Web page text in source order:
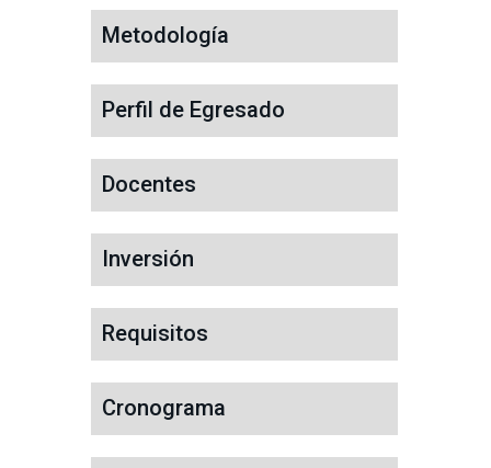
Metodología
Perfil de Egresado
Docentes
Inversión
Requisitos
Cronograma